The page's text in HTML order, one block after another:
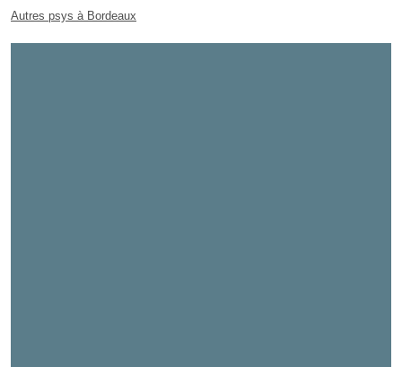
Autres psys à Bordeaux